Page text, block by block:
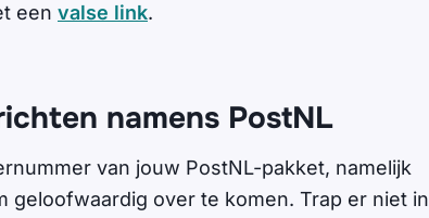
een valse link.
namens PostNL
van jouw PostNL-pakket, namelijk
geloofwaardig over te komen. Trap er niet in